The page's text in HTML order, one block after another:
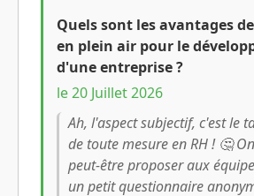
Quels sont les avantages
en plein air pour le
d'une entreprise ?
le 20 Juillet 2026
Ah, l'aspect subjectif, c'est le
de toute mesure en RH ! 🤔
peut-être proposer aux
un petit questionnaire